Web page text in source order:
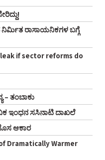
ರಾಸಾಯನಿಕಗಳ ಬಗ್ಗೆ
if sector reforms do
– ತಂಬಾಕು
ಇಂಧನ ಸಸಿನಾಟಿ ದಾಖಲೆ
ಆಕಾರ
Dramatically Warmer